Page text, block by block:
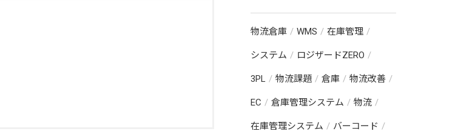
物流倉庫 WMS 在庫管理
システム ロジザードZERO
3PL 物流課題 倉庫 物流改善
EC 倉庫管理システム 物流
在庫管理システム バーコード